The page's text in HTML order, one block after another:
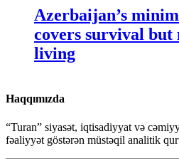
Azerbaijan’s
covers survival but
living
Haqqımızda
“Turan” siyasət, iqtisadiyyat və
fəaliyyət göstərən müstəqil analitik